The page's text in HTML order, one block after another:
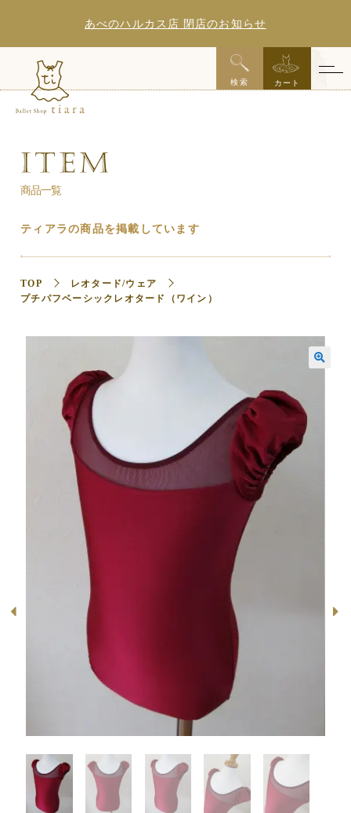
あべのハルカス店 閉店のお知らせ
x
検索 カート
商品一覧
ティアラの商品を掲載しています
TOP
レオタード/ウェア
プチパフベーシックレオタード（ワイン）